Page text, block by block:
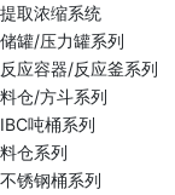
提取浓缩系统
储罐/压力罐系列
反应容器/反应釜系列
料仓/方斗系列
IBC吨桶系列
料仓系列
不锈钢桶系列